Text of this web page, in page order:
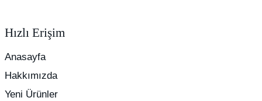
Hızlı Erişim
Anasayfa
Hakkımızda
Yeni Ürünler